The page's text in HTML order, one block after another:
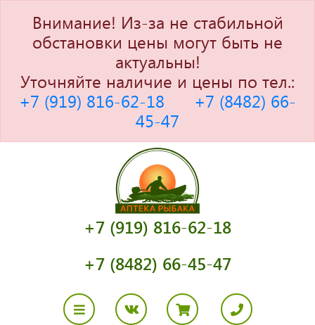
Внимание! Из-за не стабильной
обстановки цены могут быть не
актуальны!
Уточняйте наличие и цены по тел.:
+7 (919) 816-62-18
+7 (8482) 66-
45-47
+7 (919) 816-62-18
+7 (8482) 66-45-47